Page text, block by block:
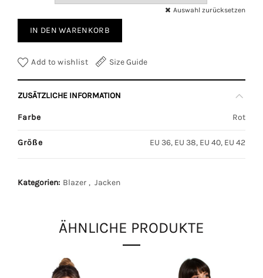
Auswahl zurücksetzen
IN DEN WARENKORB
Add to wishlist Size Guide
ZUSÄTZLICHE INFORMATION
Farbe Rot
Größe EU 36, EU 38, EU 40, EU 42
Kategorien: Blazer , Jacken
ÄHNLICHE PRODUKTE